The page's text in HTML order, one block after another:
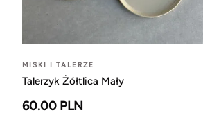
MISKI I TALERZE
Talerzyk Żółtlica Mały
60.00 PLN